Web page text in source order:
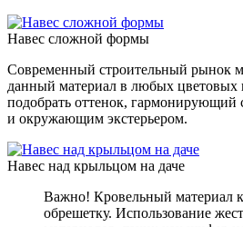
Навес сложной формы
Современный строительный рынок
данный материал в любых цветовых
подобрать оттенок, гармонирующий
и окружающим экстерьером.
Навес над крыльцом на даче
Важно! Кровельный материал
обрешетку. Использование